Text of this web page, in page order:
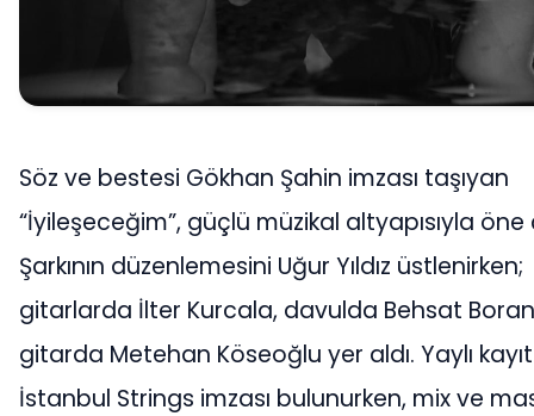
Söz ve bestesi Gökhan Şahin imzası taşıyan
“İyileşeceğim”, güçlü müzikal altyapısıyla öne
Şarkının düzenlemesini Uğur Yıldız üstlenirken;
gitarlarda İlter Kurcala, davulda Behsat
gitarda Metehan Köseoğlu yer aldı. Yaylı
İstanbul Strings imzası bulunurken, mix ve